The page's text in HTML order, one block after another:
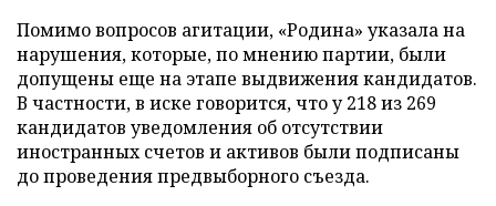
Помимо вопросов агитации, «Родина» указала на
нарушения, которые, по мнению партии, были
допущены еще на этапе выдвижения кандидатов.
В частности, в иске говорится, что у 218 из 269
кандидатов уведомления об отсутствии
иностранных счетов и активов были подписаны
до проведения предвыборного съезда.